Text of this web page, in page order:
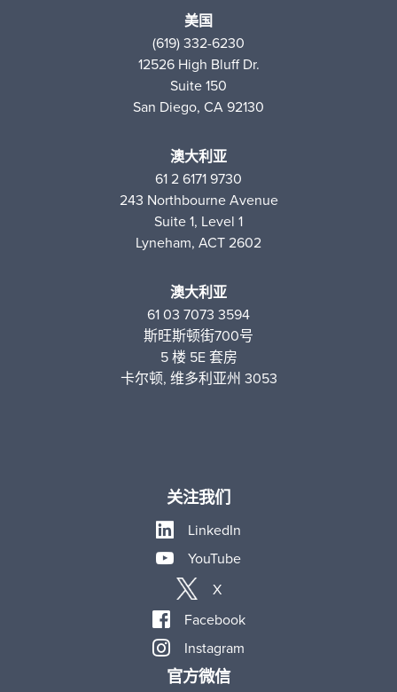
美国
(619) 332-6230
12526 High Bluff Dr.
Suite 150
San Diego, CA 92130
澳大利亚
61 2 6171 9730
243 Northbourne Avenue
Suite 1, Level 1
Lyneham, ACT 2602
澳大利亚
61 03 7073 3594
斯旺斯顿街700号
5 楼 5E 套房
卡尔顿, 维多利亚州 3053
关注我们
LinkedIn
YouTube
X
Facebook
Instagram
官方微信